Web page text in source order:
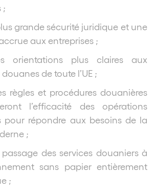
;
grande sécurité juridique et une
aux entreprises ;
orientations plus claires aux
de toute l’UE ;
règles et procédures douanières
l’efficacité des opérations
pour répondre aux besoins de la
;
des services douaniers à
sans papier entièrement
;